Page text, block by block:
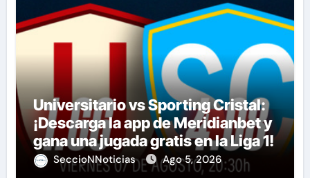
Universitario vs Sporting Cristal:
¡Descarga la app de Meridianbet y
gana una jugada gratis en la Liga 1!
SeccioNNoticias Ago 5, 2026